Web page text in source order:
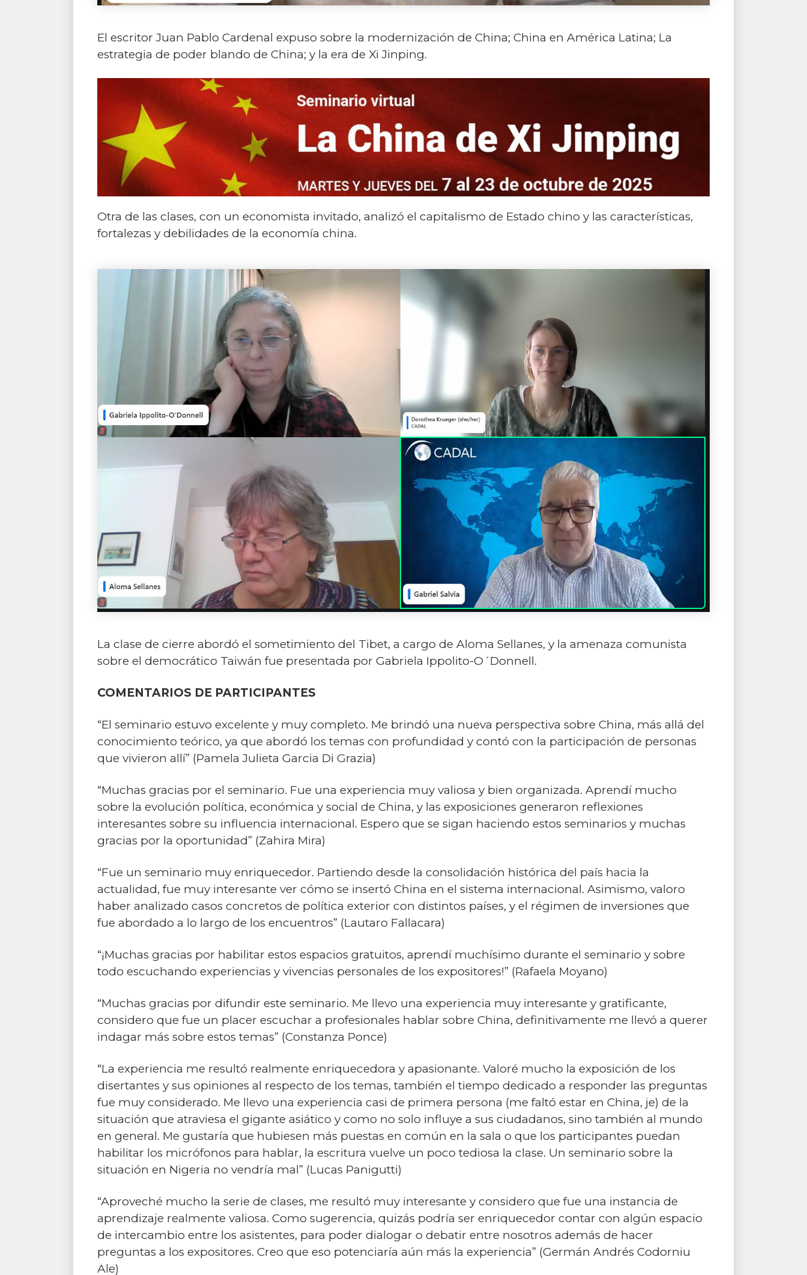
El escritor Juan Pablo Cardenal expuso sobre la modernización de China; China en América Latina; La
estrategia de poder blando de China; y la era de Xi Jinping.
Otra de las clases, con un economista invitado, analizó el capitalismo de Estado chino y las características,
fortalezas y debilidades de la economía china.
La clase de cierre abordó el sometimiento del Tibet, a cargo de Aloma Sellanes, y la amenaza comunista
sobre el democrático Taiwán fue presentada por Gabriela Ippolito-O´Donnell.
COMENTARIOS DE PARTICIPANTES
“El seminario estuvo excelente y muy completo. Me brindó una nueva perspectiva sobre China, más allá del
conocimiento teórico, ya que abordó los temas con profundidad y contó con la participación de personas
que vivieron allí” (Pamela Julieta Garcia Di Grazia)
“Muchas gracias por el seminario. Fue una experiencia muy valiosa y bien organizada. Aprendí mucho
sobre la evolución política, económica y social de China, y las exposiciones generaron reflexiones
interesantes sobre su influencia internacional. Espero que se sigan haciendo estos seminarios y muchas
gracias por la oportunidad” (Zahira Mira)
“Fue un seminario muy enriquecedor. Partiendo desde la consolidación histórica del país hacia la
actualidad, fue muy interesante ver cómo se insertó China en el sistema internacional. Asimismo, valoro
haber analizado casos concretos de política exterior con distintos países, y el régimen de inversiones que
fue abordado a lo largo de los encuentros” (Lautaro Fallacara)
“¡Muchas gracias por habilitar estos espacios gratuitos, aprendí muchísimo durante el seminario y sobre
todo escuchando experiencias y vivencias personales de los expositores!” (Rafaela Moyano)
“Muchas gracias por difundir este seminario. Me llevo una experiencia muy interesante y gratificante,
considero que fue un placer escuchar a profesionales hablar sobre China, definitivamente me llevó a querer
indagar más sobre estos temas” (Constanza Ponce)
“La experiencia me resultó realmente enriquecedora y apasionante. Valoré mucho la exposición de los
disertantes y sus opiniones al respecto de los temas, también el tiempo dedicado a responder las preguntas
fue muy considerado. Me llevo una experiencia casi de primera persona (me faltó estar en China, je) de la
situación que atraviesa el gigante asiático y como no solo influye a sus ciudadanos, sino también al mundo
en general. Me gustaría que hubiesen más puestas en común en la sala o que los participantes puedan
habilitar los micrófonos para hablar, la escritura vuelve un poco tediosa la clase. Un seminario sobre la
situación en Nigeria no vendría mal” (Lucas Panigutti)
“Aproveché mucho la serie de clases, me resultó muy interesante y considero que fue una instancia de
aprendizaje realmente valiosa. Como sugerencia, quizás podría ser enriquecedor contar con algún espacio
de intercambio entre los asistentes, para poder dialogar o debatir entre nosotros además de hacer
preguntas a los expositores. Creo que eso potenciaría aún más la experiencia” (Germán Andrés Codorniu
Ale)